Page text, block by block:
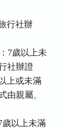
行社辦
：7歲以上未
社辦證
上或未滿
由親屬、
歲以上未滿